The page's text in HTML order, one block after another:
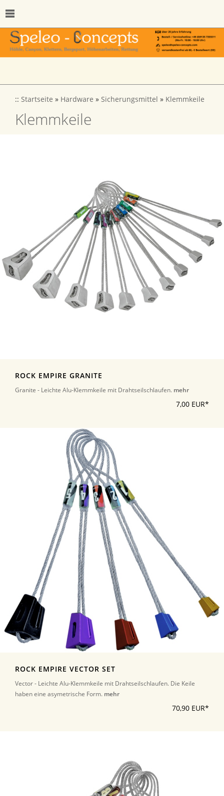
:: Startseite » Hardware » Sicherungsmittel » Klemmkeile
Klemmkeile
ROCK EMPIRE GRANITE
Granite - Leichte Alu-Klemmkeile mit Drahtseilschlaufen. mehr
7,00 EUR*
ROCK EMPIRE VECTOR SET
Vector - Leichte Alu-Klemmkeile mit Drahtseilschlaufen. Die Keile
haben eine asymetrische Form. mehr
70,90 EUR*